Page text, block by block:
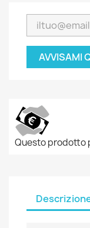
AVVISAMI
Questo prodotto